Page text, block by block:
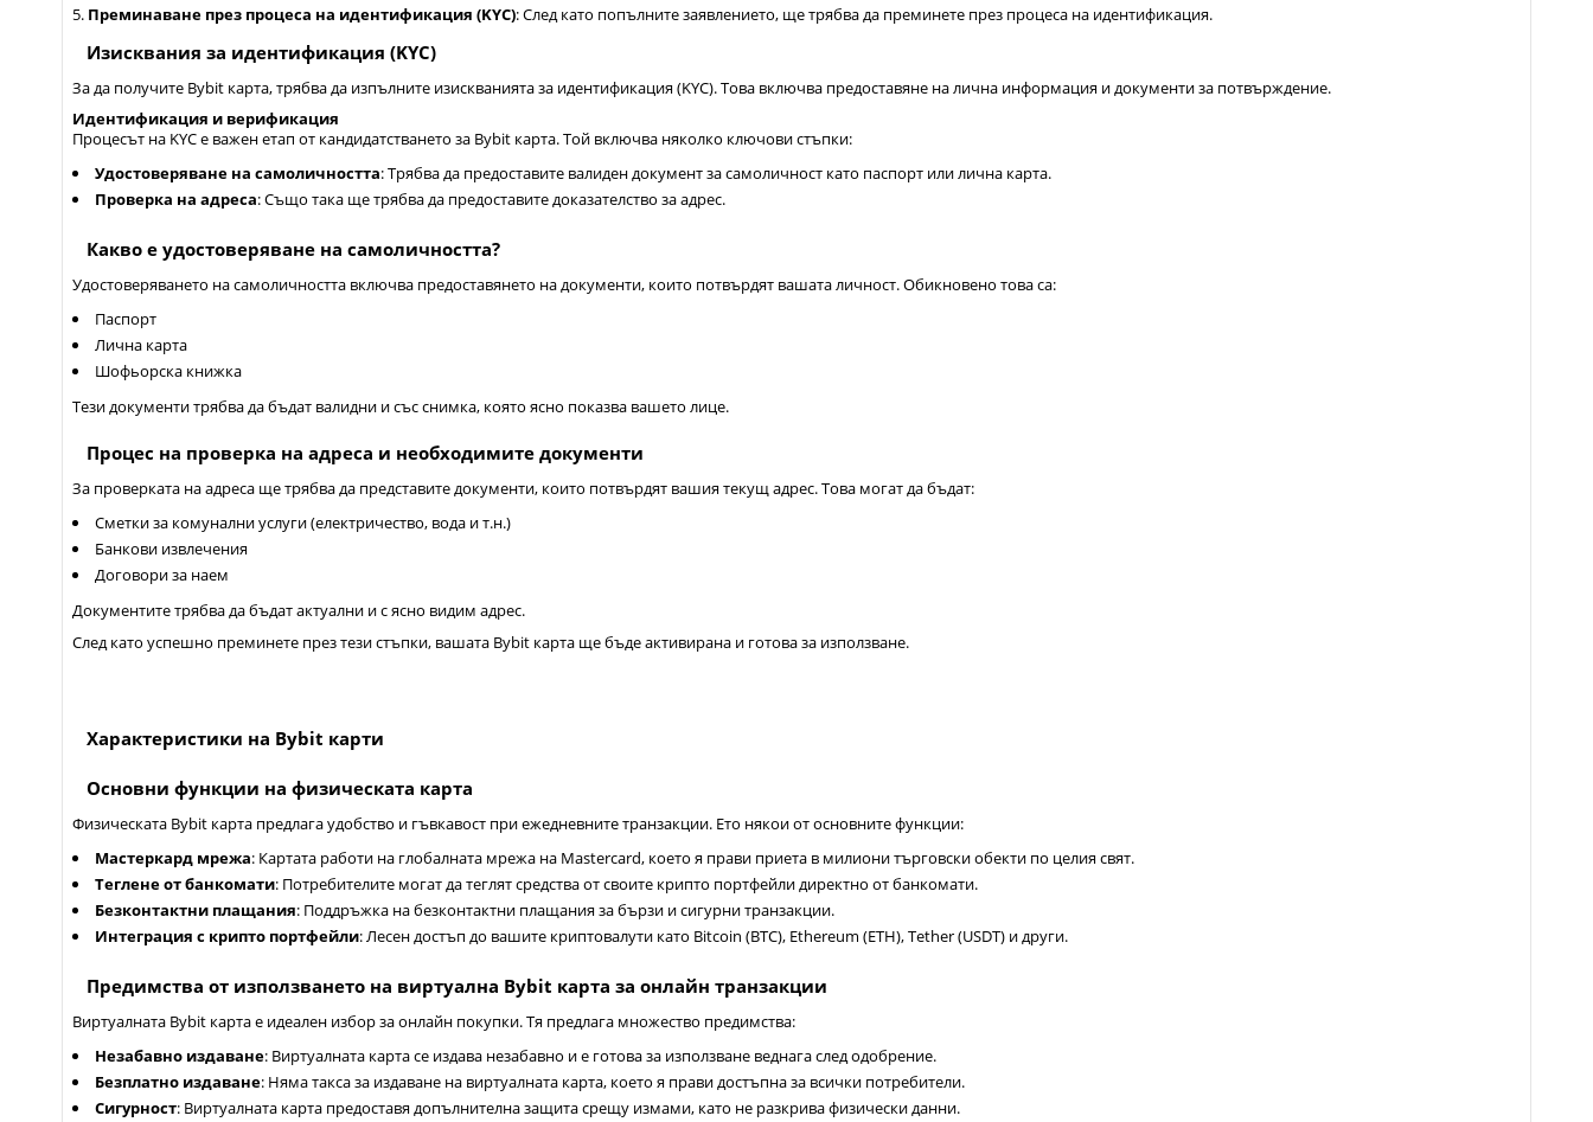
Преминаване през процеса на идентификация (KYC): След като попълните заявлението, ще трябва да преминете през процеса на идентификация.
Изисквания за идентификация (KYC)
За да получите Bybit карта, трябва да изпълните изискванията за идентификация (KYC). Това включва предоставяне на лична информация и документи за потвърждение.
Идентификация и верификация
Процесът на KYC е важен етап от кандидатстването за Bybit карта. Той включва няколко ключови стъпки:
Удостоверяване на самоличността: Трябва да предоставите валиден документ за самоличност като паспорт или лична карта.
Проверка на адреса: Също така ще трябва да предоставите доказателство за адрес.
Какво е удостоверяване на самоличността?
Удостоверяването на самоличността включва предоставянето на документи, които потвърдят вашата личност. Обикновено това са:
Паспорт
Лична карта
Шофьорска книжка
Тези документи трябва да бъдат валидни и със снимка, която ясно показва вашето лице.
Процес на проверка на адреса и необходимите документи
За проверката на адреса ще трябва да представите документи, които потвърдят вашия текущ адрес. Това могат да бъдат:
Сметки за комунални услуги (електричество, вода и т.н.)
Банкови извлечения
Договори за наем
Документите трябва да бъдат актуални и с ясно видим адрес.
След като успешно преминете през тези стъпки, вашата Bybit карта ще бъде активирана и готова за използване.
Характеристики на Bybit карти
Основни функции на физическата карта
Физическата Bybit карта предлага удобство и гъвкавост при ежедневните транзакции. Ето някои от основните функции:
Мастеркард мрежа: Картата работи на глобалната мрежа на Mastercard, което я прави приета в милиони търговски обекти по целия свят.
Теглене от банкомати: Потребителите могат да теглят средства от своите крипто портфейли директно от банкомати.
Безконтактни плащания: Поддръжка на безконтактни плащания за бързи и сигурни транзакции.
Интеграция с крипто портфейли: Лесен достъп до вашите криптовалути като Bitcoin (BTC), Ethereum (ETH), Tether (USDT) и други.
Предимства от използването на виртуална Bybit карта за онлайн транзакции
Виртуалната Bybit карта е идеален избор за онлайн покупки. Тя предлага множество предимства:
Незабавно издаване: Виртуалната карта се издава незабавно и е готова за използване веднага след одобрение.
Безплатно издаване: Няма такса за издаване на виртуалната карта, което я прави достъпна за всички потребители.
Сигурност: Виртуалната карта предоставя допълнителна защита срещу измами, като не разкрива физически данни.